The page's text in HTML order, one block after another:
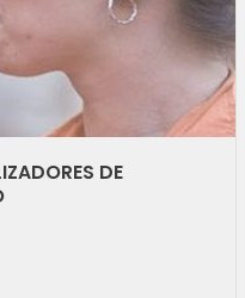
DE